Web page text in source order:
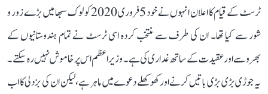
ٹرسٹ کے قیام کا اعلان انہوں نے خود 5 فروری 2020 کو لوک سبھا میں بڑے زور و
شور سے کیا تھا۔ ان کی طرف سے منتخب کردہ اسی ٹرسٹ نے تمام ہندوستانیوں کے
بھروسے اور عقیدت کے ساتھ غداری کی ہے۔ وزیر اعظم اس پر خاموش نہیں رہ سکتے۔
یہ جوڑی بڑی بڑی باتیں کرنے اور کھوکھلے دعوے میں ماہر ہے، لیکن ان کی بزدلی کا اب